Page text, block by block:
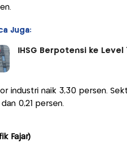
Juga:
IHSG Berpotensi ke
industri naik 3,30 persen.
0,21 persen.
Fajar)